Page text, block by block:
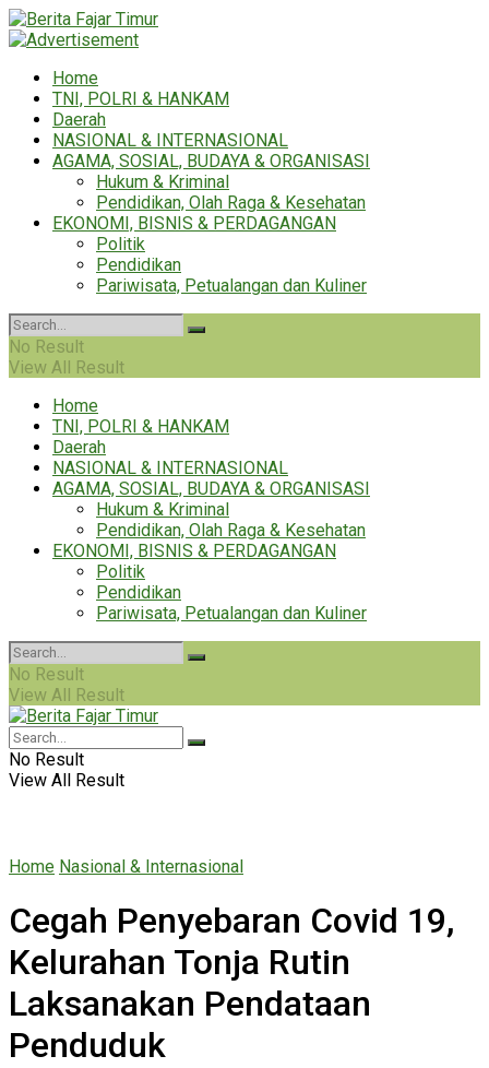
Home
TNI, POLRI & HANKAM
Daerah
NASIONAL & INTERNASIONAL
AGAMA, SOSIAL, BUDAYA & ORGANISASI
Hukum & Kriminal
Pendidikan, Olah Raga & Kesehatan
EKONOMI, BISNIS & PERDAGANGAN
Politik
Pendidikan
Pariwisata, Petualangan dan Kuliner
No Result
View All Result
Home
TNI, POLRI & HANKAM
Daerah
NASIONAL & INTERNASIONAL
AGAMA, SOSIAL, BUDAYA & ORGANISASI
Hukum & Kriminal
Pendidikan, Olah Raga & Kesehatan
EKONOMI, BISNIS & PERDAGANGAN
Politik
Pendidikan
Pariwisata, Petualangan dan Kuliner
No Result
View All Result
No Result
View All Result
Home Nasional & Internasional
Cegah Penyebaran Covid 19,
Kelurahan Tonja Rutin
Laksanakan Pendataan
Penduduk